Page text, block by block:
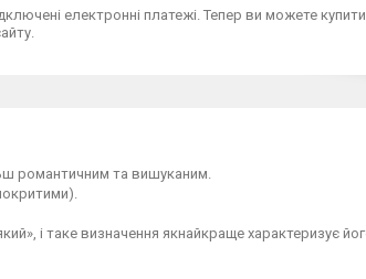
електронні платежі. Тепер ви можете
романтичним та вишуканим.
і таке визначення якнайкраще характеризує